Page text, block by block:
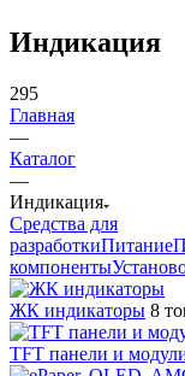
Индикация
295
Главная
—
Каталог
—
Индикация
Средства для
разработкиПитание
компоненты
ЖК индикаторы 8
TFT панели и